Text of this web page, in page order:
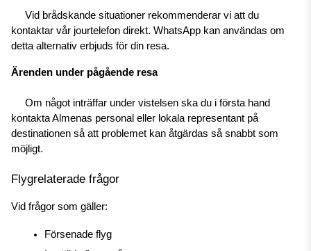
Vid brådskande situationer rekommenderar vi att du
kontaktar vår jourtelefon direkt. WhatsApp kan användas om
detta alternativ erbjuds för din resa.
Ärenden under pågående resa
Om något inträffar under vistelsen ska du i första hand
kontakta Almenas personal eller lokala representant på
destinationen så att problemet kan åtgärdas så snabbt som
möjligt.
Flygrelaterade frågor
Vid frågor som gäller:
Försenade flyg